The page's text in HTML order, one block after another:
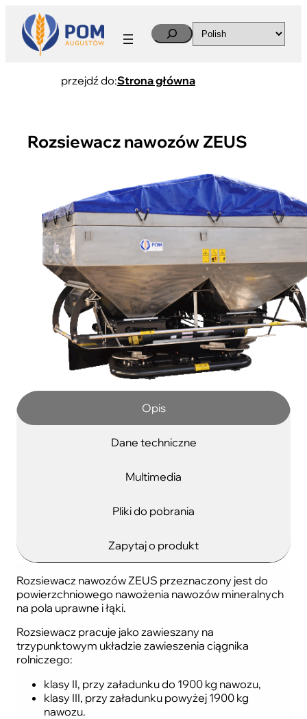
Search
przejdź do:Strona główna
Rozsiewacz nawozów ZEUS
Opis
Dane techniczne
Multimedia
Pliki do pobrania
Zapytaj o produkt
Rozsiewacz nawozów ZEUS przeznaczony jest do
powierzchniowego nawożenia nawozów mineralnych
na pola uprawne i łąki.
Rozsiewacz pracuje jako zawieszany na
trzypunktowym układzie zawieszenia ciągnika
rolniczego:
klasy II, przy załadunku do 1900 kg nawozu,
klasy III, przy załadunku powyżej 1900 kg
nawozu.